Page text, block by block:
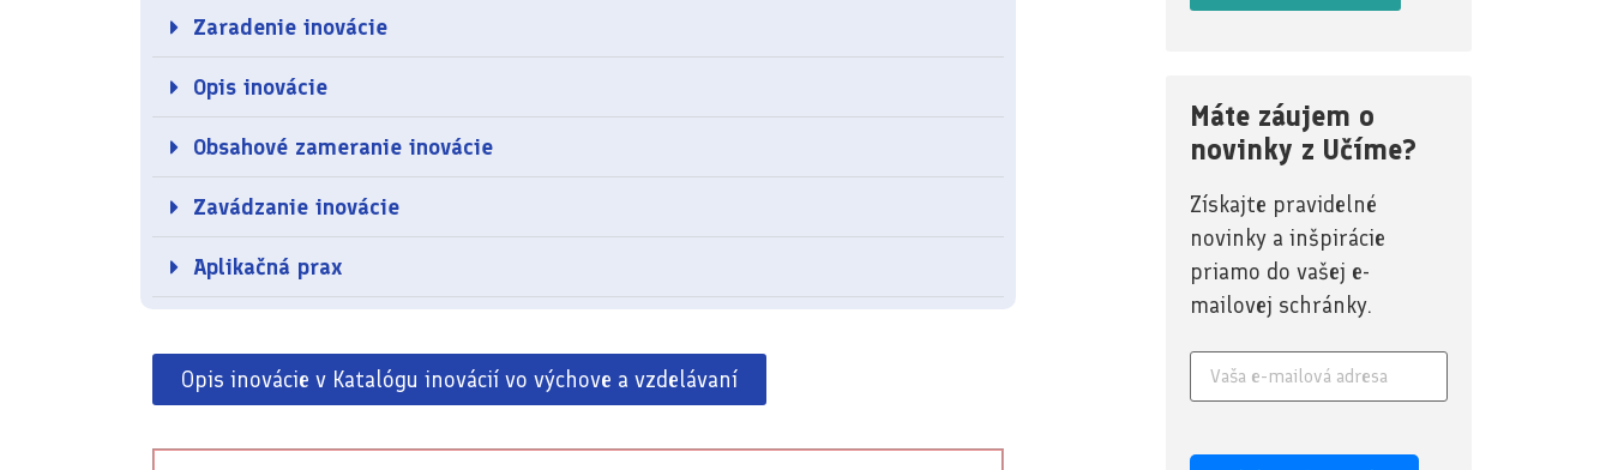
Zaradenie inovácie
Opis inovácie
Obsahové zameranie inovácie
Zavádzanie inovácie
Aplikačná prax
Opis inovácie v Katalógu inovácií vo výchove a vzdelávaní
Máte záujem o
novinky z Učíme?
Získajte pravidelné
novinky a inšpirácie
priamo do vašej e-
mailovej schránky.